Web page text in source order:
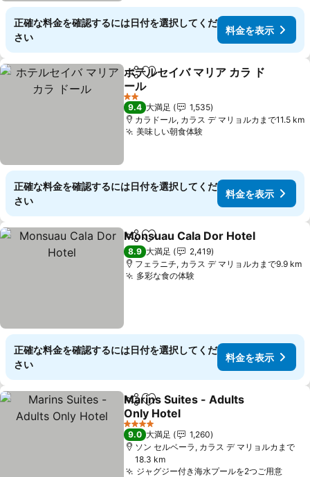
正確な料金を確認するには日付を選択してくだ
さい
料金を表示
シェアお気に入りに追加
ホテルセイバ マリア カラ ド
ール
料金を表示
2 ホテルのランク
9.4 大満足
1,535
カラドール, カラス デ マリョルカまで11.5 km
美味しい朝食体験料金を表示
正確な料金を確認するには日付を選択してくだ
さい
料金を表示
シェアお気に入りに追加
Monsuau Cala Dor Hotel
8.9 大満足
2,419
フェラニチ, カラス デ マリョルカまで9.9 km
多彩な食の体験料金を表示
正確な料金を確認するには日付を選択してくだ
さい
料金を表示
シェアお気に入りに追加
Marins Suites - Adults
Only Hotel
料金を表示
4 ホテルのランク
9.0 大満足
1,260
ソン セルベーラ, カラス デ マリョルカまで
18.3 km
ジャグジー付き海水プールを2つご用意料金